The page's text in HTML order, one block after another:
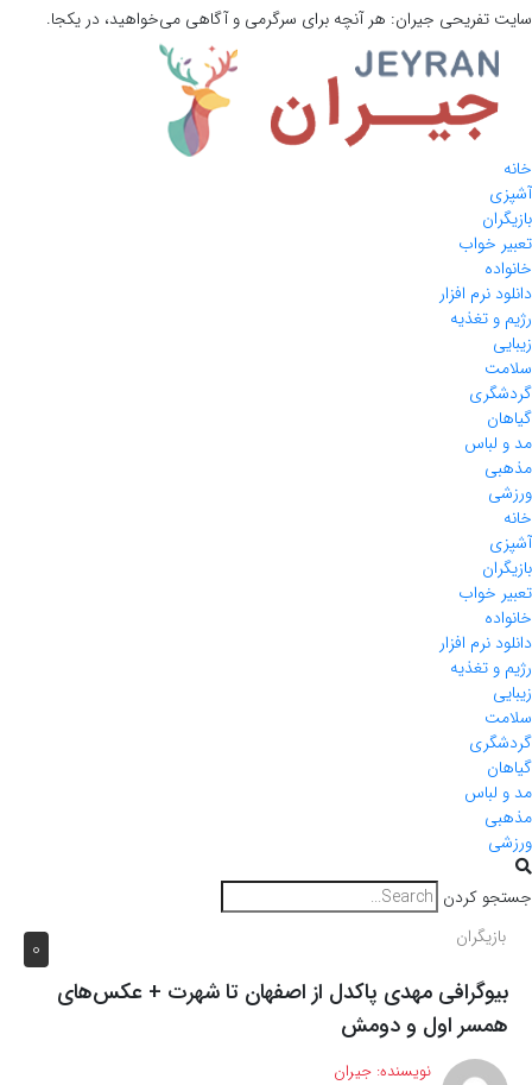
سایت تفریحی جیران: هر آنچه برای سرگرمی و آگاهی می‌خواهید، در یکجا.
خانه
آشپزی
بازیگران
تعبیر خواب
خانواده
دانلود نرم افزار
رژیم و تغذیه
زیبایی
سلامت
گردشگری
گیاهان
مد و لباس
مذهبی
ورزشی
خانه
آشپزی
بازیگران
تعبیر خواب
خانواده
دانلود نرم افزار
رژیم و تغذیه
زیبایی
سلامت
گردشگری
گیاهان
مد و لباس
مذهبی
ورزشی
جستجو کردن
0 بازیگران
بیوگرافی مهدی پاکدل از اصفهان تا شهرت + عکس‌های
همسر اول و دومش
نویسنده: جیران